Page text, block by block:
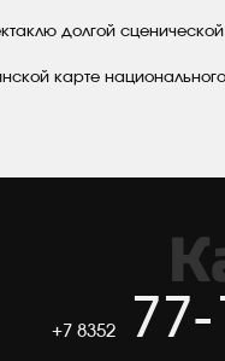
долгой
карте
+7 835277-